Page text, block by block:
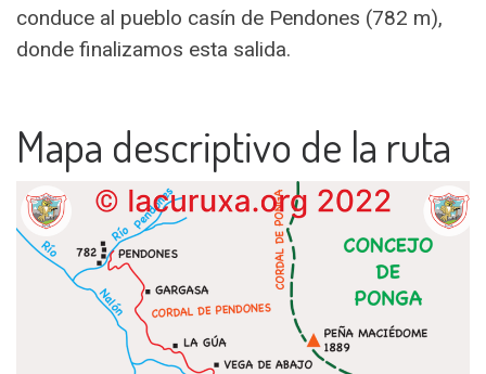
conduce al pueblo casín de Pendones (782 m),
donde finalizamos esta salida.
Mapa descriptivo de la ruta